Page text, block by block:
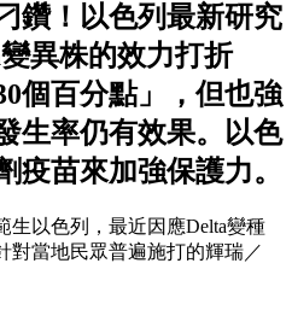
鑽！以色列最新研究
異株的效力打折
個百分點」，但也強
生率仍有效果。以色
疫苗來加強保護力。
生以色列，最近因應Delta變種
對當地民眾普遍施打的輝瑞／